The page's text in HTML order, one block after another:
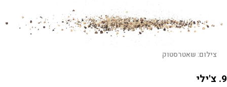
צילום:שאטרסטוק
9. צ'ילי